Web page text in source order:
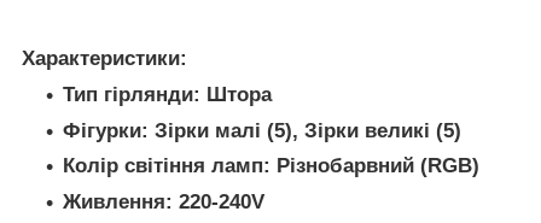
Характеристики:
Тип гірлянди: Штора
Фігурки: Зірки малі (5), Зірки великі (5)
Колір світіння ламп: Різнобарвний (RGB)
Живлення: 220-240V